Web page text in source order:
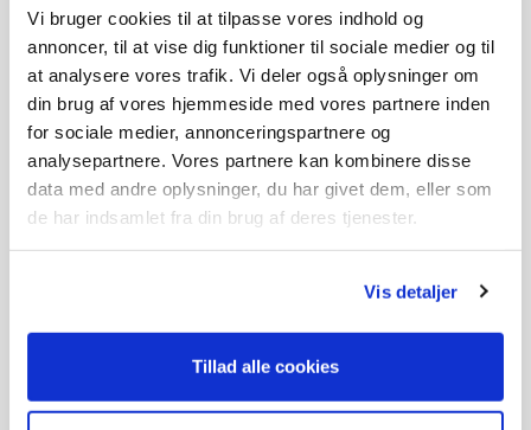
Vi bruger cookies til at tilpasse vores indhold og
annoncer, til at vise dig funktioner til sociale medier og til
at analysere vores trafik. Vi deler også oplysninger om
din brug af vores hjemmeside med vores partnere inden
for sociale medier, annonceringspartnere og
analysepartnere. Vores partnere kan kombinere disse
data med andre oplysninger, du har givet dem, eller som
de har indsamlet fra din brug af deres tjenester.
Vis detaljer
Tillad alle cookies
medarbejdere
FRA DKK 9.995,-
Drift, sikkerhed og automatisk
opdatering af nye funktioner.
Pris pr. mdr. fra DKK 870,-
Har du spørgsmål?
Vi vil meget gerne give dig en DEMO